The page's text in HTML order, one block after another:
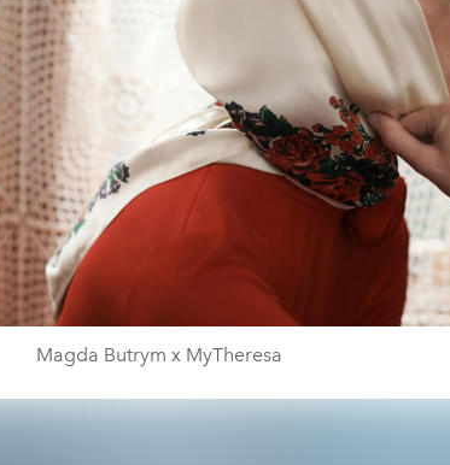
Magda Butrym x MyTheresa